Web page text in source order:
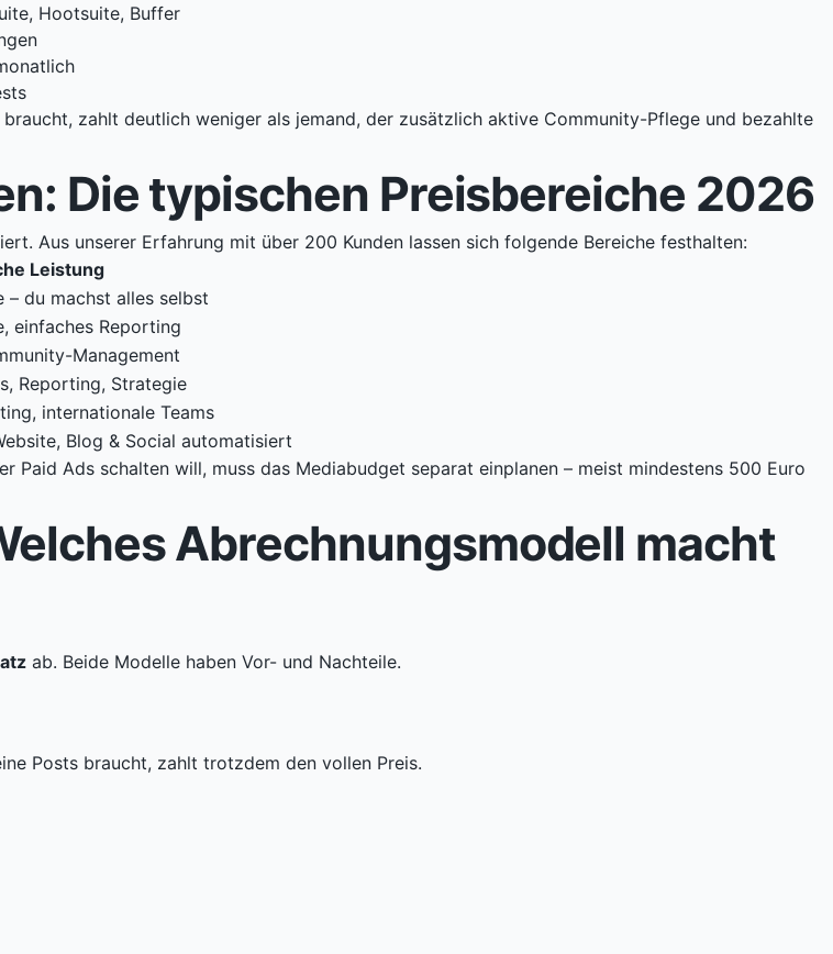
Hootsuite, Buffer
zahlt deutlich weniger als jemand, der zusätzlich aktive Community-Pflege und bezahlte
Die typischen Preisbereiche 2026
Aus unserer Erfahrung mit über 200 Kunden lassen sich folgende Bereiche festhalten:
Leistung
– du machst alles selbst
einfaches Reporting
Management
Reporting, Strategie
internationale Teams
Blog & Social automatisiert
Paid Ads schalten will, muss das Mediabudget separat einplanen – meist mindestens 500 Euro
Abrechnungsmodell macht
ab. Beide Modelle haben Vor- und Nachteile.
Posts braucht, zahlt trotzdem den vollen Preis.